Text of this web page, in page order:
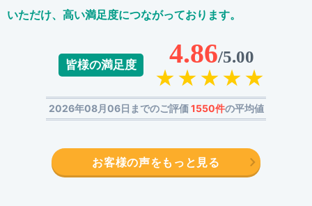
いただけ、高い満足度につながっております。
皆様の満足度 4.86/5.00
2026年08月06日までのご評価1550件の平均値
お客様の声をもっと見る